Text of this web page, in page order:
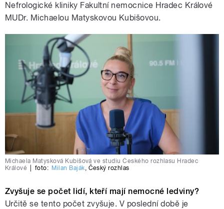
Nefrologické kliniky Fakultní nemocnice Hradec Králové
MUDr. Michaelou Matyskovou Kubišovou.
Michaela Matysková Kubišová ve studiu Českého rozhlasu Hradec
Králové
foto: Milan Baják, Český rozhlas
Zvyšuje se počet lidí, kteří mají nemocné ledviny?
Určitě se tento počet zvyšuje. V poslední době je